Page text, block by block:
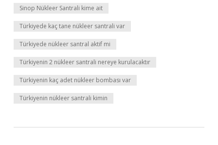
Sinop Nükleer Santrali kime ait
Türkiyede kaç tane nükleer santrali var
Türkiyede nükleer santral aktif mi
Türkiyenin 2 nükleer santrali nereye kurulacaktır
Türkiyenin kaç adet nükleer bombası var
Türkiyenin nükleer santrali kimin